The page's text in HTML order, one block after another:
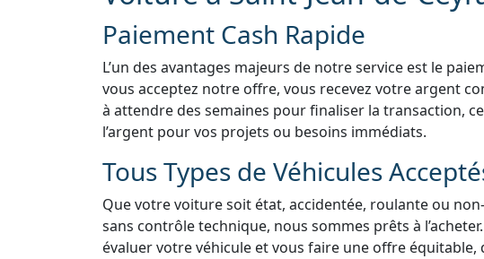
Paiement Cash Rapide
L’un des avantages majeurs de notre service est le
vous acceptez notre offre, vous recevez votre argent
à attendre des semaines pour finaliser la transaction,
l’argent pour vos projets ou besoins immédiats.
Tous Types de Véhicules
Que votre voiture soit état, accidentée, roulante ou
sans contrôle technique, nous sommes prêts à
évaluer votre véhicule et vous faire une offre équitable,